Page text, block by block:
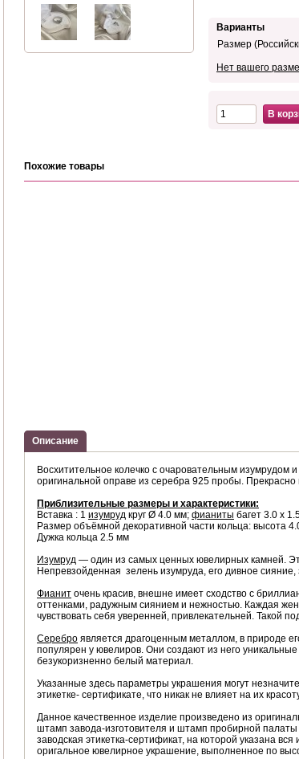
Варианты
Размер
Нет вашего
В
Похожие товары
Серебряное кольцо
"Муза&quo...
Описание
Восхитительное колечко с очаровательным изумрудом
оригинальной оправе из серебра 925 пробы. Прекрасно
Приблизительные размеры и характеристики:
Вставка : 1 изумруд круг Ø 4.0 мм; фианиты багет 3.0 х
Размер объёмной декоративной части кольца: высота
Дужка кольца 2.5 мм
Изумруд — один из самых ценных ювелирных камней.
Непревзойденная зелень изумруда, его дивное
Фианит очень красив, внешне имеет сходство с
оттенками, радужным сиянием и нежностью. Каждая
чувствовать себя уверенней, привлекательней. Такой
Серебро является драгоценным металлом, в природе
популярен у ювелиров. Они создают из него
безукоризненно белый материал.
Указанные здесь параметры украшения могут
этикетке- сертификате, что никак не влияет на их
Данное качественное изделие произведено из
штамп завода-изготовителя и штамп пробирной
заводская этикетка-сертификат, на которой указана
оригальное ювелирное украшение, выполненное по